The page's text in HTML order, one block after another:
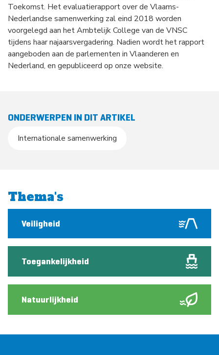
Toekomst. Het evaluatierapport over de Vlaams-
Nederlandse samenwerking zal eind 2018 worden
voorgelegd aan het Ambtelijk College van de VNSC
tijdens haar najaarsvergadering. Nadien wordt het rapport
aangeboden aan de parlementen in Vlaanderen en
Nederland, en gepubliceerd op onze website.
ONDERWERPEN IN DIT ARTIKEL
Internationale samenwerking
Thema's
Veiligheid
Toegankelijkheid
Natuurlijkheid